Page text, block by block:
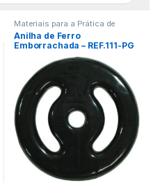
Materiais para a Prática de
Esportes
Anilha de Ferro
Emborrachada – REF.111-PG